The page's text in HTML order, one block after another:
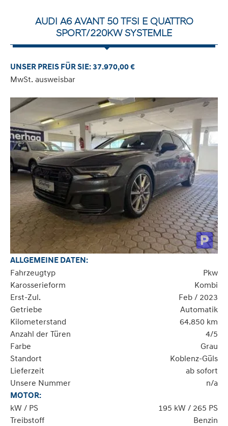
AUDI A6 AVANT 50 TFSI E QUATTRO
SPORT/220KW SYSTEMLE
UNSER PREIS FÜR SIE: 37.970,00 €
MwSt. ausweisbar
ALLGEMEINE DATEN:
Fahrzeugtyp
Pkw
Karosserieform
Kombi
Erst-Zul.
Feb / 2023
Getriebe
Automatik
Kilometerstand
64.850 km
Anzahl der Türen
4/5
Farbe
Grau
Standort
Koblenz-Güls
Lieferzeit
ab sofort
Unsere Nummer
n/a
MOTOR:
kW / PS
195 kW / 265 PS
Treibstoff
Benzin